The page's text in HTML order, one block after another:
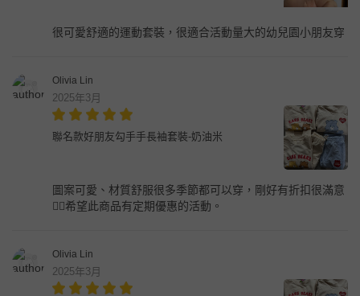
很可愛舒適的運動套裝，很適合活動量大的幼兒園小朋友穿
Olivia Lin
2025年3月
聯名款好朋友勾手手長袖套裝-奶油米
圖案可愛、材質舒服很多季節都可以穿，剛好有折扣很滿意
👍🏻希望此商品有定期優惠的活動。
Olivia Lin
2025年3月